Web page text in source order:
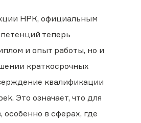
НРК, официальным
теперь
и опыт работы, но и
краткосрочных
квалификации
Это означает, что для
в сферах, где